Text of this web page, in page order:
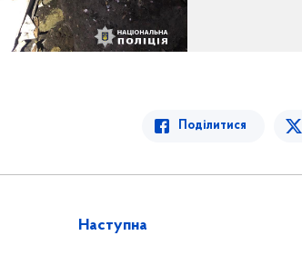
Поділитися
Наступна